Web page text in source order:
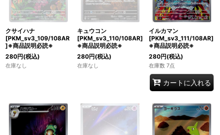
クサイハナ
[PKM_sv3_109/108AR
]※商品説明必読※
280円(税込)
在庫なし
キュウコン
[PKM_sv3_110/108AR]
※商品説明必読※
280円(税込)
在庫なし
イルカマン
[PKM_sv3_111/108AR]
※商品説明必読※
280円(税込)
在庫数 7点
カートに入れる